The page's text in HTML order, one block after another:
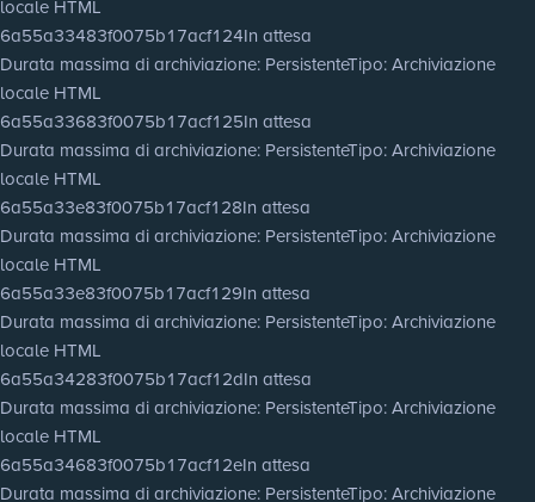
locale HTML
6a55a33483f0075b17acf124In attesa
Durata massima di archiviazione: PersistenteTipo: Archiviazione
locale HTML
6a55a33683f0075b17acf125In attesa
Durata massima di archiviazione: PersistenteTipo: Archiviazione
locale HTML
6a55a33e83f0075b17acf128In attesa
Durata massima di archiviazione: PersistenteTipo: Archiviazione
locale HTML
6a55a33e83f0075b17acf129In attesa
Durata massima di archiviazione: PersistenteTipo: Archiviazione
locale HTML
6a55a34283f0075b17acf12dIn attesa
Durata massima di archiviazione: PersistenteTipo: Archiviazione
locale HTML
6a55a34683f0075b17acf12eIn attesa
Durata massima di archiviazione: PersistenteTipo: Archiviazione